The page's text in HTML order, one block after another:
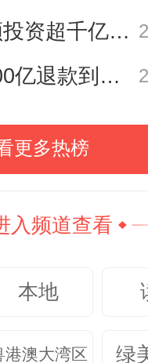
会重点听取
。
了各位教
治要强，做
正创新的开
南方+早班车 | 国企引领投资超千亿！广东现代化海洋牧场建设提速
25个州联手“逼宫”、1000亿退款到账，特朗普关税“换壳”术还能撑多久？| 环球深壹度
更多热榜
入频道查看
本地
港澳大湾区 绿